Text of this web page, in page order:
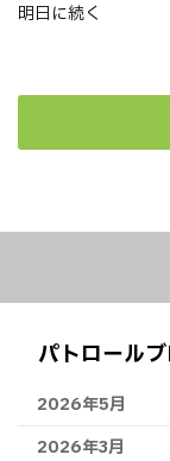
明日に続く
パトロール
2026年5月
2026年3月